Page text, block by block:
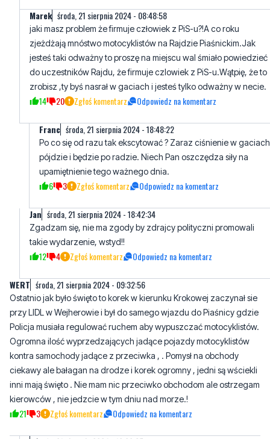
jesteś taki odważny to proszę na miejscu wal śmiało powiedzieć
do uczestników Rajdu, że firmuje czlowiek z PiS-u.Wątpię, że to
zrobisz ,ty byś nasrał w gaciach i jesteś tylko odważny w necie.
14 20 Zgłoś komentarz Odpowiedz na komentarz
Franc środa, 21 sierpnia 2024 - 18:48:22
Po co się od razu tak ekscytować ? Zaraz ciśnienie w gaciach
upamiętnienie tego ważnego dnia.
6 3 Zgłoś komentarz Odpowiedz na komentarz
Jan środa, 21 sierpnia 2024 - 18:42:34
Zgadzam się, nie ma zgody by zdrajcy polityczni promowali
12 4 Zgłoś komentarz Odpowiedz na komentarz
WERT środa, 21 sierpnia 2024 - 09:32:56
Ostatnio jak było święto to korek w kierunku Krokowej zaczynał sie
Policja musiała regulować ruchem aby wypuszczać motocyklistów.
Ogromna ilość wyprzedzających jadące pojazdy motocyklistów
kontra samochody jadące z przeciwka , . Pomysł na obchody
ciekawy ale bałagan na drodze i korek ogromny , jedni są wściekli
inni mają święto . Nie mam nic przeciwko obchodom ale ostrzegam
kierowców , nie jedzcie w tym dniu nad morze.!
21 3 Zgłoś komentarz Odpowiedz na komentarz
środa, 21 sierpnia 2024 - 12:09:35
15 września raczej nie będzie wielu chętnych nad morze